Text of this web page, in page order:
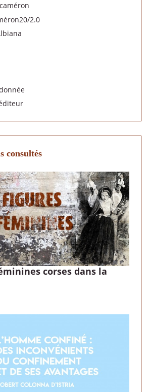
2.0
consultés
corses dans la